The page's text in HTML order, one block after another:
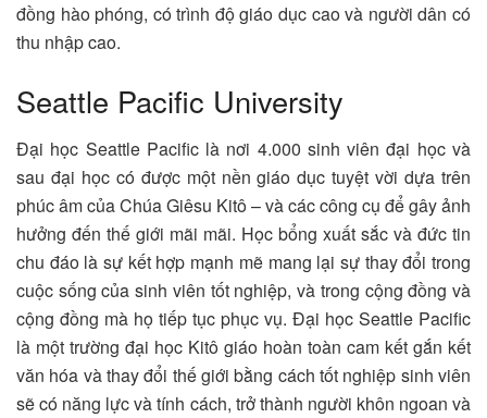
đồng hào phóng, có trình độ giáo dục cao và người dân có
thu nhập cao.
Seattle Pacific University
Đại học Seattle Pacific là nơi 4.000 sinh viên đại học và
sau đại học có được một nền giáo dục tuyệt vời dựa trên
phúc âm của Chúa Giêsu Kitô – và các công cụ để gây ảnh
hưởng đến thế giới mãi mãi. Học bổng xuất sắc và đức tin
chu đáo là sự kết hợp mạnh mẽ mang lại sự thay đổi trong
cuộc sống của sinh viên tốt nghiệp, và trong cộng đồng và
cộng đồng mà họ tiếp tục phục vụ. Đại học Seattle Pacific
là một trường đại học Kitô giáo hoàn toàn cam kết gắn kết
văn hóa và thay đổi thế giới bằng cách tốt nghiệp sinh viên
sẽ có năng lực và tính cách, trở thành người khôn ngoan và